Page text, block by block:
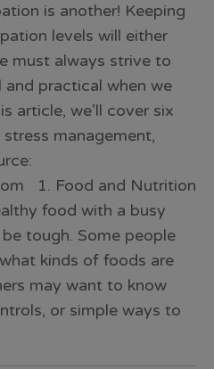
is another! Keeping
levels will either
must always strive to
practical when we
article, we’ll cover six
management,
1. Food and Nutrition
food with a busy
tough. Some people
kinds of foods are
may want to know
or simple ways to